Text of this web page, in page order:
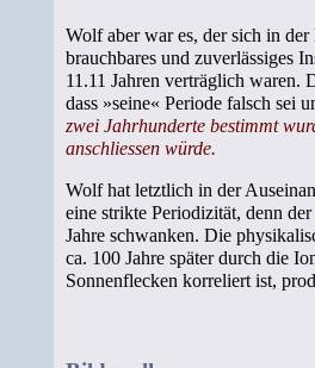
Wolf aber war es, der sich in
brauchbares und zuverlässiges
11.11 Jahren verträglich waren.
dass »seine« Periode falsch sei
zwei Jahrhunderte bestimmt
anschliessen würde.
Wolf hat letztlich in der
eine strikte Periodizität, denn
Jahre schwanken. Die
ca. 100 Jahre später durch die
Sonnenflecken korreliert ist,